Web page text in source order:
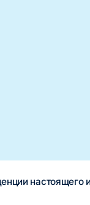
настоящего